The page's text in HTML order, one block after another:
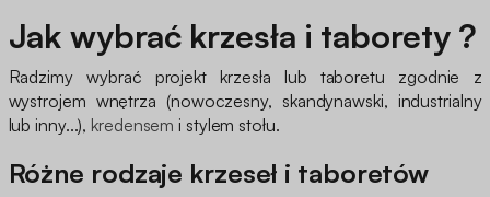
Jak wybrać krzesła i taborety ?
Radzimy wybrać projekt krzesła lub taboretu zgodnie z
wystrojem wnętrza (nowoczesny, skandynawski, industrialny
lub inny...), kredensem i stylem stołu.
Różne rodzaje krzeseł i taboretów